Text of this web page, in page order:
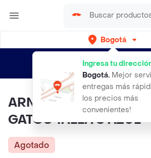
Bogotá
Ingresa tu
Bogotá. Mejor
entregas más
los precios más
convenientes!
envíos gratis por semanas
ARNÉS CONFORT PLUS
GATOS TALLA S AZUL
Agotado